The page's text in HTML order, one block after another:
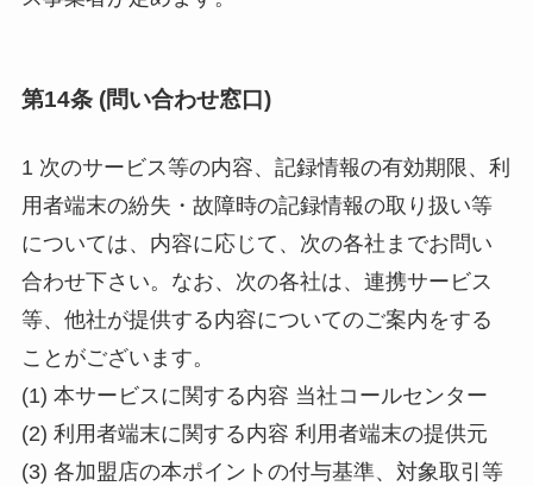
第14条 (問い合わせ窓口)
1 次のサービス等の内容、記録情報の有効期限、利
用者端末の紛失・故障時の記録情報の取り扱い等
については、内容に応じて、次の各社までお問い
合わせ下さい。なお、次の各社は、連携サービス
等、他社が提供する内容についてのご案内をする
ことがございます。
(1) 本サービスに関する内容 当社コールセンター
(2) 利用者端末に関する内容 利用者端末の提供元
(3) 各加盟店の本ポイントの付与基準、対象取引等